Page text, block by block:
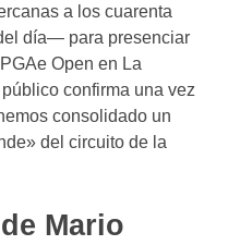
a los cuarenta
día— para presenciar
Open en La
confirma una vez
consolidado un
del circuito de la
Mario